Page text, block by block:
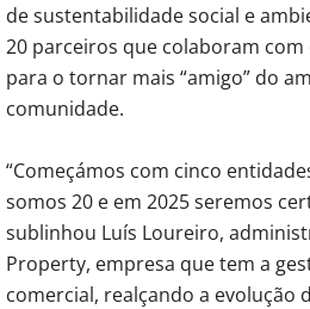
de sustentabilidade social e
20 parceiros que colaboram
para o tornar mais “amigo” do
comunidade.
“Começámos com cinco
somos 20 e em 2025 seremos
sublinhou Luís Loureiro,
Property, empresa que tem a
comercial, realçando a evolução